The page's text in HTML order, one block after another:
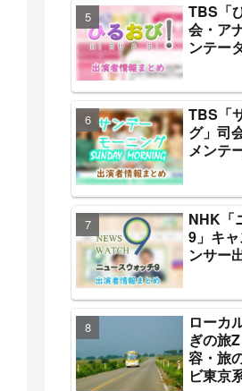
TBS「
会・ア
ンテー
TBS「
グ」司
メンテ
NHK「
9」キ
ンサー
ローカ
ぎの旅
容・旅
ビ東京